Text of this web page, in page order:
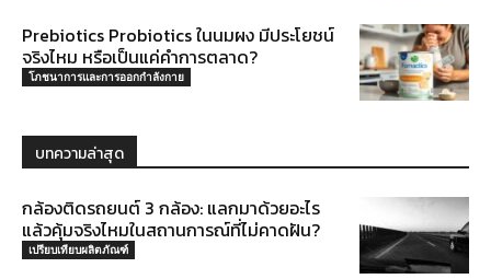
Prebiotics Probiotics ในนมผง มีประโยชน์
จริงไหม หรือเป็นแค่คำการตลาด?
โภชนาการและการออกกำลังกาย
บทความล่าสุด
กล้องติดรถยนต์ 3 กล้อง: แลกมาด้วยอะไร
แล้วคุ้มจริงไหมในสถานการณ์ที่ไม่คาดฝัน?
เปรียบเทียบผลิตภัณฑ์